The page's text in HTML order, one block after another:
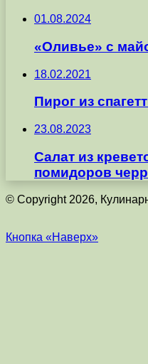
01.08.2024
«Оливье» с
18.02.2021
Пирог из
23.08.2023
Салат из
помидоров
© Copyright 2026,
Кнопка «Наверх»